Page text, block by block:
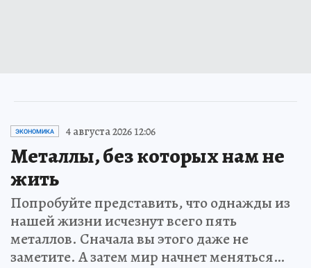
ЭКОНОМИКА 4 августа 2026 12:06
Металлы, без которых нам не
жить
Попробуйте представить, что однажды из
нашей жизни исчезнут всего пять
металлов. Сначала вы этого даже не
заметите. А затем мир начнет меняться…